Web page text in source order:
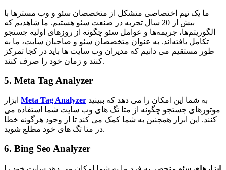
ما یک تیم اختصاصی متشکل از متخصصان سئو و وب مسترها با
بیش از 20 سال تجربه در صنعت سئو هستیم. ما شاهدیم که
الگوریتم‌ها، جریمه‌ها و عوامل سئو چگونه از روزهای اولیه جستجو
تکامل یافته‌اند. به عنوان متخصصان سئو و صاحبان سایت، ما به
طور مستقیم می دانیم که مدیران وب سایت ها باید در کجا تمرکز
کنند و زمان خود را صرف کنند.
5. Meta Tag Analyzer
Meta Tag Analyzer
موتورهای جستجو چگونه از متا تگ های وب سایت شما استفاده می
کنند. این ابزار همچنین به شما کمک می کند تا از وجود هرگونه خطا
در متا تگ های خود مطلع شوید.
6. Bing Seo Analyzer